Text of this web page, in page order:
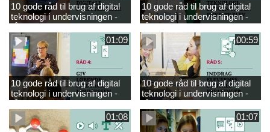
10 gode råd til brug af digital
teknologi i undervisningen -
råd 7
10 gode råd til brug af digital
teknologi i undervisningen -
råd 6
01:09
10 gode råd til brug af digital
teknologi i undervisningen -
råd 4
00:59
10 gode råd til brug af digital
teknologi i undervisningen -
råd 5
01:08
01:07